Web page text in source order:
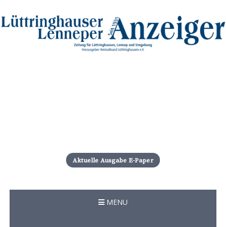
i
p
c
Aktuelle Ausgabe E-Paper
MENU